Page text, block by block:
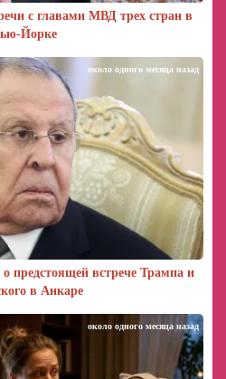
с главами МВД трех стран в
Йорке
предстоящей встрече Трампа и
в Анкаре
около одного месяца назад
около одного месяца назад